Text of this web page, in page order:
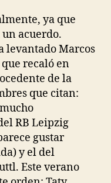
ya que
acuerdo.
levantado Marcos
recaló en
de la
que citan:
RB Leipzig
gustar
y el del
Este verano